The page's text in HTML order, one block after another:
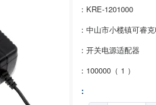
：KRE-1201000
：中山市小榄镇可睿
：开关电源适配器
：100000（ 1 ）
：